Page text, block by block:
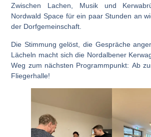
Zwischen Lachen, Musik und
Nordwald Spacefür ein paar Stunden an
der Dorfgemeinschaft.
Die Stimmung gelöst, die Gespräche
Lächeln macht sich die Nordalbener
Weg zum nächsten Programmpunkt: Ab
Fliegerhalle!